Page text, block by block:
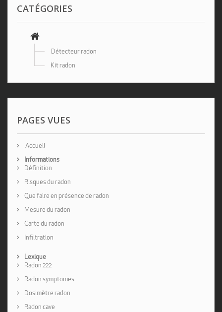
CATÉGORIES
Détecteur radon
Kit radon
PAGES VUES
Accueil
Informations
Définition
Risques du radon
Que faire en présence de radon
Mesure du radon
Carte du radon
Infiltration
Lexique
Radon 222
Radon symptomes
Dosimètre radon
Radon cave